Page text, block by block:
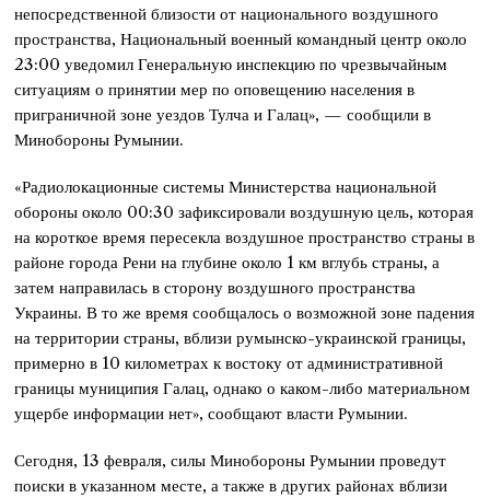
непосредственной близости от национального воздушного
пространства, Национальный военный командный центр около
23:00 уведомил Генеральную инспекцию по чрезвычайным
ситуациям о принятии мер по оповещению населения в
приграничной зоне уездов Тулча и Галац», — сообщили в
Минобороны Румынии.
«Радиолокационные системы Министерства национальной
обороны около 00:30 зафиксировали воздушную цель, которая
на короткое время пересекла воздушное пространство страны в
районе города Рени на глубине около 1 км вглубь страны, а
затем направилась в сторону воздушного пространства
Украины. В то же время сообщалось о возможной зоне падения
на территории страны, вблизи румынско-украинской границы,
примерно в 10 километрах к востоку от административной
границы муниципия Галац, однако о каком-либо материальном
ущербе информации нет», сообщают власти Румынии.
Сегодня, 13 февраля, силы Минобороны Румынии проведут
поиски в указанном месте, а также в других районах вблизи